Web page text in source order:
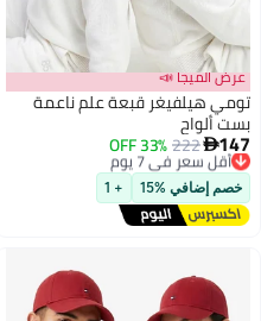
6
عرض الميجا 📣
تومي هيلفيغر قبعة علم ناعمة
بست ألواح
147
222
33% OFF
أقل سعر في 7 يوم
توصيل مجاني
أقل سعر في 7 يوم
خصم إضافي %15 + 1